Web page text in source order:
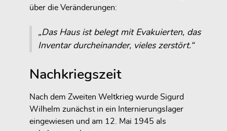
über die Veränderungen:
„Das Haus ist belegt mit Evakuierten, das
Inventar durcheinander, vieles zerstört.“
Nachkriegszeit
Nach dem Zweiten Weltkrieg wurde Sigurd
Wilhelm zunächst in ein Internierungslager
eingewiesen und am 12. Mai 1945 als